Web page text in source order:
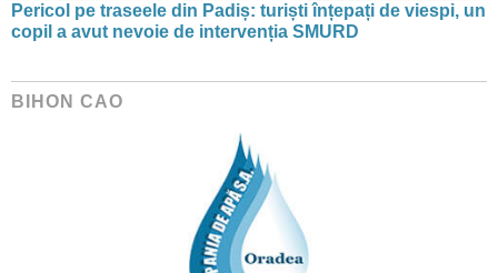
Pericol pe traseele din Padiș: turiști înțepați de viespi, un
copil a avut nevoie de intervenția SMURD
BIHON CAO